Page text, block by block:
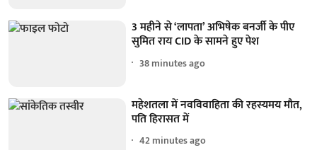
3 महीने से ‘लापता’ अभिषेक बनर्जी के पीए
सुमित राय CID के सामने हुए पेश
38 minutes ago
महेशतला में नवविवाहिता की रहस्यमय मौत,
पति हिरासत में
42 minutes ago